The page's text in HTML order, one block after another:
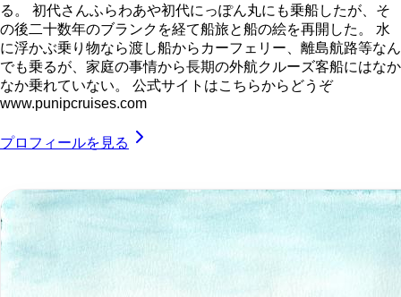
る。 初代さんふらわあや初代にっぽん丸にも乗船したが、そ
の後二十数年のブランクを経て船旅と船の絵を再開した。 水
に浮かぶ乗り物なら渡し船からカーフェリー、離島航路等なん
でも乗るが、家庭の事情から長期の外航クルーズ客船にはなか
なか乗れていない。 公式サイトはこちらからどうぞ
www.punipcruises.com
プロフィールを見る